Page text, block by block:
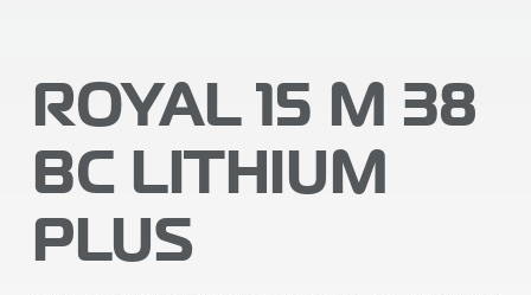
ROYAL 15 M 38
BC LITHIUM
PLUS